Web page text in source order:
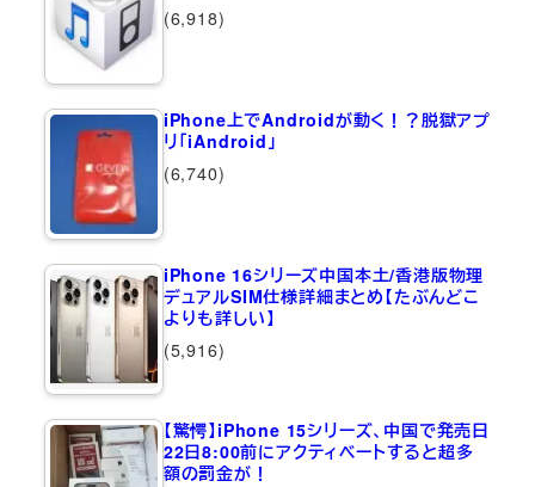
(6,918)
iPhone上でAndroidが動く！？脱獄アプ
リ「iAndroid」
(6,740)
iPhone 16シリーズ中国本土/香港版物理
デュアルSIM仕様詳細まとめ【たぶんどこ
よりも詳しい】
(5,916)
【驚愕】iPhone 15シリーズ、中国で発売日
22日8:00前にアクティベートすると超多
額の罰金が！